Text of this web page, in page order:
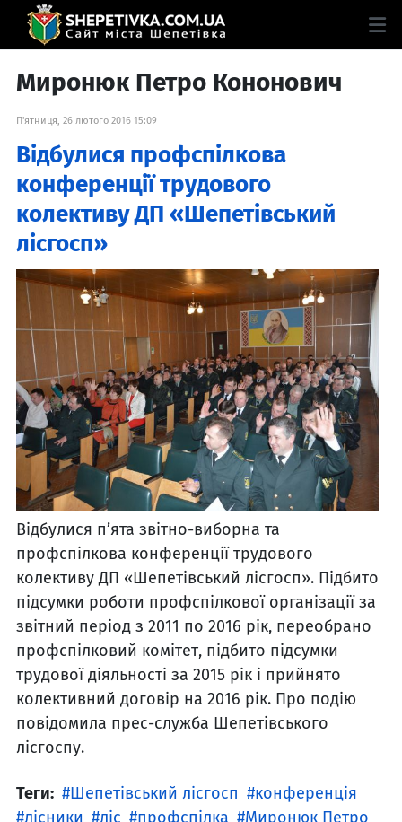
Миронюк Петро Кононович
П'ятниця, 26 лютого 2016 15:09
Відбулися профспілкова
конференції трудового
колективу ДП «Шепетівський
лісгосп»
Відбулися п’ята звітно-виборна та
профспілкова конференції трудового
колективу ДП «Шепетівський лісгосп». Підбито
підсумки роботи профспілкової організації за
звітний період з 2011 по 2016 рік, переобрано
профспілковий комітет, підбито підсумки
трудової діяльності за 2015 рік і прийнято
колективний договір на 2016 рік. Про подію
повідомила прес-служба Шепетівського
лісгоспу.
Теги: Шепетівський лісгосп
конференція
лісники
ліс профспілка
Миронюк Петро